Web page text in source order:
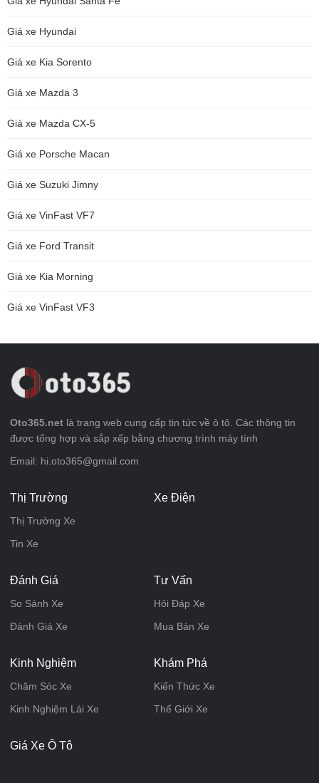
Giá xe Hyundai
Giá xe Kia Sorento
Giá xe Mazda 3
Giá xe Mazda CX-5
Giá xe Porsche Macan
Giá xe Suzuki Jimny
Giá xe VinFast VF7
Giá xe Ford Transit
Giá xe Kia Morning
Giá xe VinFast VF3
Oto365.net là trang web cung cấp tin tức về ô tô. Các thông tin
được tổng hợp và sắp xếp bằng chương trình máy tính
Email: hi.oto365@gmail.com
Thị Trường
Thị Trường Xe
Tin Xe
Xe Điện
Đánh Giá
So Sánh Xe
Đánh Giá Xe
Tư Vấn
Hỏi Đáp Xe
Mua Bán Xe
Kinh Nghiệm
Chăm Sóc Xe
Kinh Nghiệm Lái Xe
Khám Phá
Kiến Thức Xe
Thế Giới Xe
Giá Xe Ô Tô